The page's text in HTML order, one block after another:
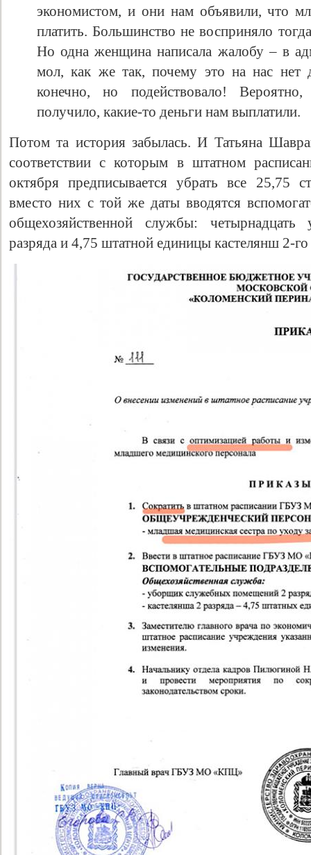
экономистом, и они нам объявили, что
платить. Большинство не восприняло
Но одна женщина написала жалобу – в
мол, как же так, почему это на нас нет
конечно, но подействовало!
получило, какие-то деньги нам выплатили.
Потом та история забылась. И Татьяна
соответствии с которым в штатном
октября предписывается убрать все 25,75
вместо них с той же даты вводятся
общехозяйственной службы:
разряда и 4,75 штатной единицы кастелянш 2-